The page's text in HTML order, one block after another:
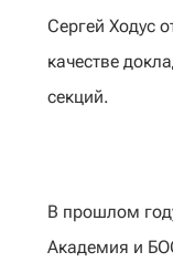
Сергей Ходус
качестве
секций.
В прошлом
Академия и